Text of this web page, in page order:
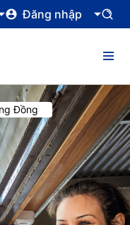
Đăng nhập
Đồng